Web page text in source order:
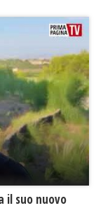
il suo nuovo